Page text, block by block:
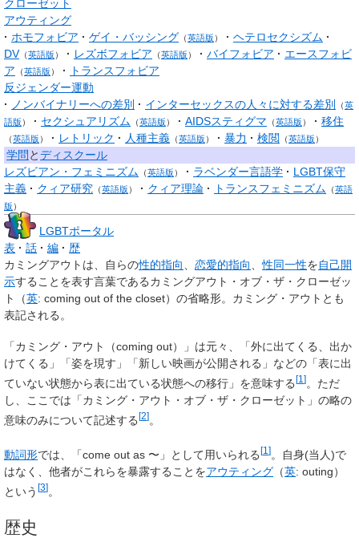
クローゼット
アウティング
ホモフォビア
ゲイ・バッシング （英語版 ）
ヘテロセクシズム
DV （英語版 ） レズボフォビア （英語版 ） バイフォビア
エースフォビ
ア （英語版 ）
トランスフォビア
反ジェンダー運動
ノンバイナリーへの差別
インターセックスの人々に対する差別 （英
語版 ） セクシュアリズム （英語版 ） AIDSスティグマ （英語版 ） 移住
（英語版 ） レトリック 人種主義 （英語版 ） 暴力 検閲 （英語版 ）
学問 とディスクール
レズビアン・フェミニズム （英語版 ） ラベンダー言語学
LGBT保守
主義
クィア研究 （英語版 ） クィア理論 トランスフェミニズム （英語
版 ）
LGBTポータル
表
話 編
歴
カミングアウト は、自らの性的指向 恋愛的指向 、性同一性を自己開
示することを表す言葉であるカミングアウト・オブ・ザ・クローゼッ
ト
（英: coming out of the closet）の省略形。 カミング・アウト とも
表記される。
「カミング・アウト（coming out）」は元々、「外に出てくる、出か
けてくる」「姿を現す」「新しい映画が公開される」などの「表に出
ていない状態から表に出ている状態への移行」を意味する [1 ] 。ただ
し、ここでは「カミング・アウト・オブ・ザ・クローゼット」の略の
意味のみについて記述する[2]。
動詞形では、「come out as 〜」として用いられる [1 ] 。自身(当人)で
はなく、他者がこれらを暴露することをアウティング （英: outing）
という [3]。
歴史